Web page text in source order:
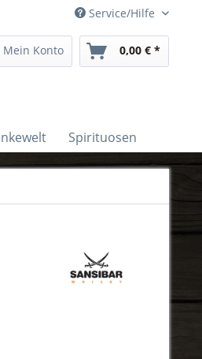
Service/Hilfe
Mein Konto 0,00 € *
Spirituosen